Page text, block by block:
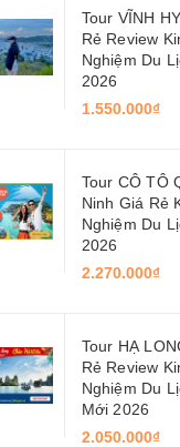
Tour VĨNH
Rẻ Review
Nghiệm Du
2026
1.550.000₫
Tour CÔ TÔ
Ninh Giá Rẻ
Nghiệm Du
2026
2.270.000₫
Tour HẠ
Rẻ Review
Nghiệm Du
Mới 2026
2.050.000₫